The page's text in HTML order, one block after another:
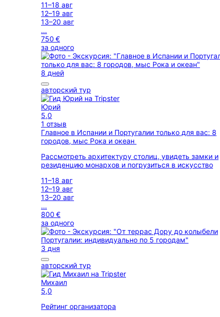
11–18 авг
12–19 авг
13–20 авг
...
750 €
за одного
8 дней
авторский тур
Юрий
5,0
1 отзыв
Главное в Испании и Португалии только для вас: 8
городов, мыс Рока и океан
Рассмотреть архитектуру столиц, увидеть замки и
резиденцию монархов и погрузиться в искусство
11–18 авг
12–19 авг
13–20 авг
...
800 €
за одного
3 дня
авторский тур
Михаил
5,0
Рейтинг организатора